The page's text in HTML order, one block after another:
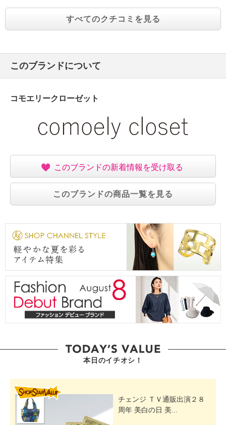
すべてのクチコミを見る
このブランドについて
コモエリークローゼット
このブランドの新着情報を受け取る
このブランドの商品一覧を見る
本日のイチオシ！
チェンジ ＴＶ通販出演２８
周年 美白の日 美...